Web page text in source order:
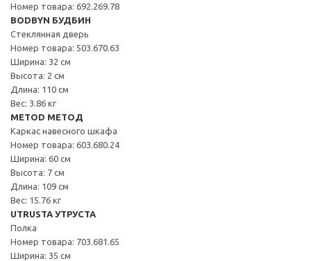
Номер товара: 692.269.78
BODBYN БУДБИН
Стеклянная дверь
Номер товара: 503.670.63
Ширина: 32 см
Высота: 2 см
Длина: 110 см
Вес: 3.86 кг
METOD МЕТОД
Каркас навесного шкафа
Номер товара: 603.680.24
Ширина: 60 см
Высота: 7 см
Длина: 109 см
Вес: 15.76 кг
UTRUSTA УТРУСТА
Полка
Номер товара: 703.681.65
Ширина: 35 см